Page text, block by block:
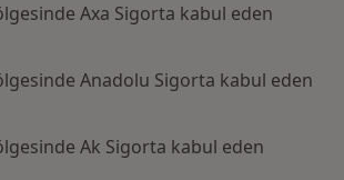
Axa Sigorta kabul eden
Anadolu Sigorta kabul eden
Ak Sigorta kabul eden